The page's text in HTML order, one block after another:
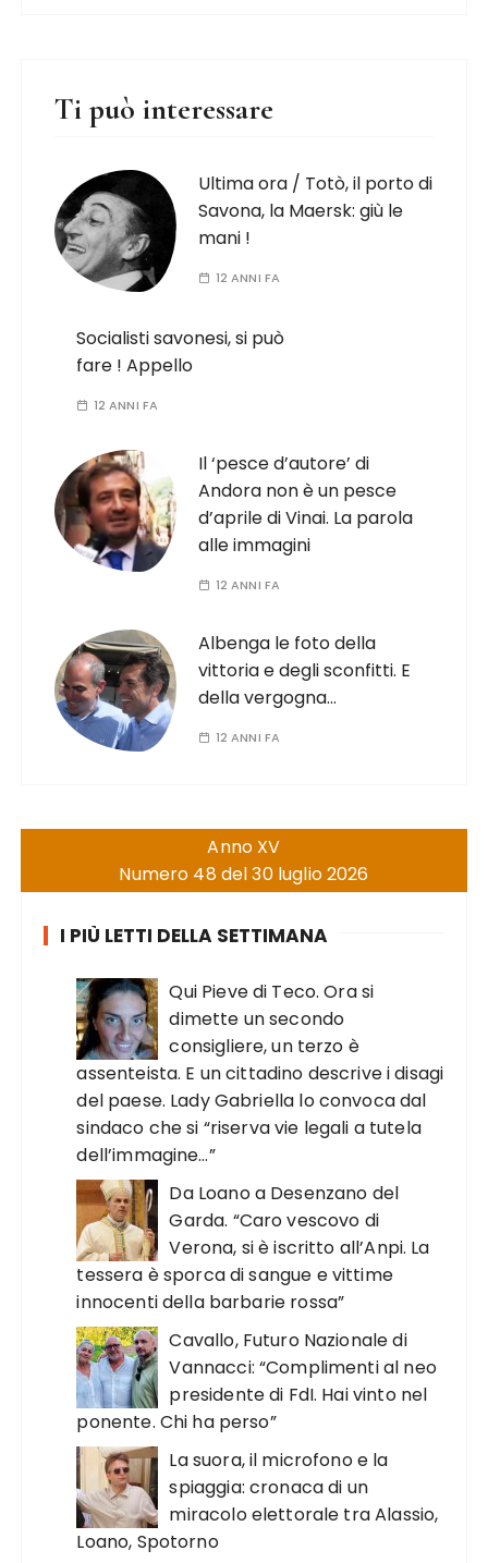
Ti può interessare
Ultima ora / Totò, il porto di
Savona, la Maersk: giù le
mani !
12 ANNI FA
Socialisti savonesi, si può
fare ! Appello
12 ANNI FA
Il ‘pesce d’autore’ di
Andora non è un pesce
d’aprile di Vinai. La parola
alle immagini
12 ANNI FA
Albenga le foto della
vittoria e degli sconfitti. E
della vergogna…
12 ANNI FA
Anno XV
Numero 48 del 30 luglio 2026
I PIÙ LETTI DELLA SETTIMANA
Qui Pieve di Teco. Ora si
dimette un secondo
consigliere, un terzo è
assenteista. E un cittadino descrive i disagi
del paese. Lady Gabriella lo convoca dal
sindaco che si “riserva vie legali a tutela
dell’immagine…”
Da Loano a Desenzano del
Garda. “Caro vescovo di
Verona, si è iscritto all’Anpi. La
tessera è sporca di sangue e vittime
innocenti della barbarie rossa”
Cavallo, Futuro Nazionale di
Vannacci: “Complimenti al neo
presidente di FdI. Hai vinto nel
ponente. Chi ha perso”
La suora, il microfono e la
spiaggia: cronaca di un
miracolo elettorale tra Alassio,
Loano, Spotorno